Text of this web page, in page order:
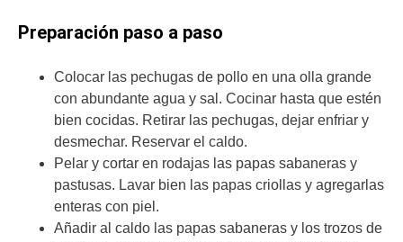
Preparación paso a paso
Colocar las pechugas de pollo en una olla grande
con abundante agua y sal. Cocinar hasta que estén
bien cocidas. Retirar las pechugas, dejar enfriar y
desmechar. Reservar el caldo.
Pelar y cortar en rodajas las papas sabaneras y
pastusas. Lavar bien las papas criollas y agregarlas
enteras con piel.
Añadir al caldo las papas sabaneras y los trozos de